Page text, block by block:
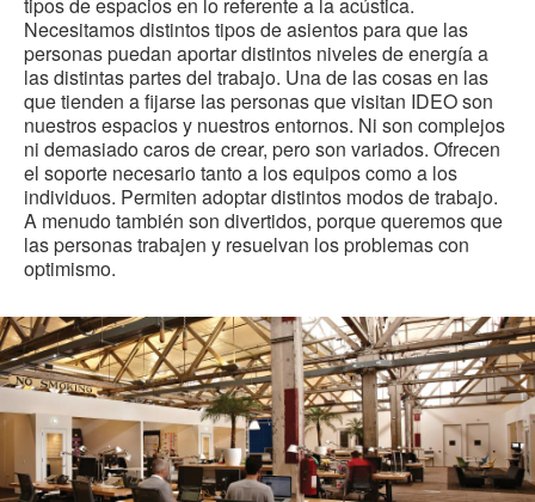
tipos de espacios en lo referente a la acústica.
Necesitamos distintos tipos de asientos para que las
personas puedan aportar distintos niveles de energía a
las distintas partes del trabajo. Una de las cosas en las
que tienden a fijarse las personas que visitan IDEO son
nuestros espacios y nuestros entornos. Ni son complejos
ni demasiado caros de crear, pero son variados. Ofrecen
el soporte necesario tanto a los equipos como a los
individuos. Permiten adoptar distintos modos de trabajo.
A menudo también son divertidos, porque queremos que
las personas trabajen y resuelvan los problemas con
optimismo.